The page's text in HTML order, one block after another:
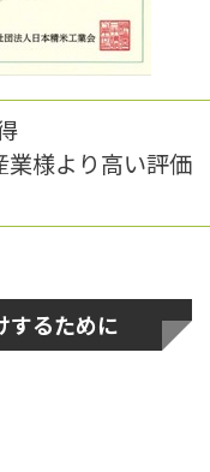
様より高い評価
するために